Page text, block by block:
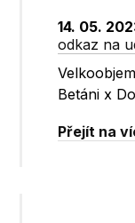
14. 05.
odkaz na
Betáni x
Přejít na